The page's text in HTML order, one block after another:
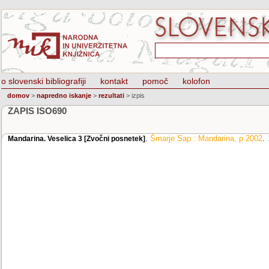
o slovenski bibliografiji kontakt pomoč kolofon
domov > napredno iskanje > rezultati > izpis
ZAPIS ISO690
Mandarina. Veselica 3 [Zvočni posnetek] . Šmarje Sap : Mandarina, p 2002.